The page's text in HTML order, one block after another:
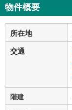
物件概要
所在地
交通
階建